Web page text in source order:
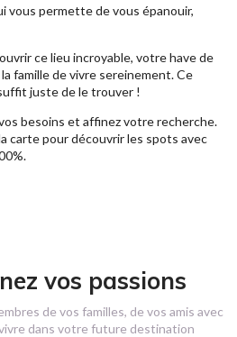
vous permette de vous épanouir,
ce lieu incroyable, votre have de
famille de vivre sereinement. Ce
juste de le trouver !
besoins et affinez votre recherche.
carte pour découvrir les spots avec
vos passions
de vos familles, de vos amis avec
dans votre future destination